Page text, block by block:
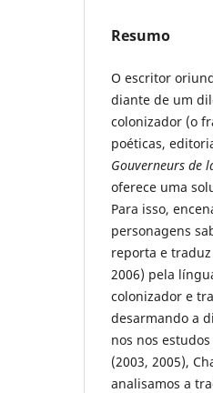
Resumo
O escritor
diante de um
colonizador (o
poéticas,
Gouverneurs de
oferece uma
Para isso,
personagens
reporta e
2006) pela
colonizador e
desarmando a
nos nos
(2003, 2005),
analisamos a